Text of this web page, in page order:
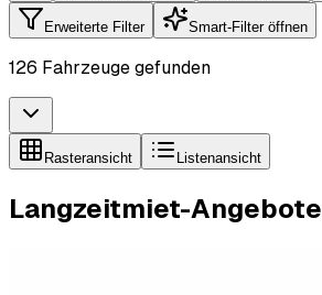
Erweiterte Filter Smart-Filter öffnen
126 Fahrzeuge gefunden
Rasteransicht Listenansicht
Langzeitmiet-Angebote